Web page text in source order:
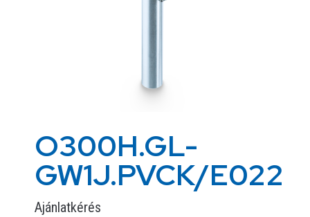
O300H.GL-
GW1J.PVCK/E022
Ajánlatkérés